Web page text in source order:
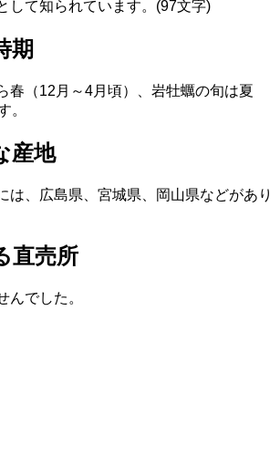
して知られています。(97文字)
期
春（12月～4月頃）、岩牡蠣の旬は夏
。
産地
は、広島県、宮城県、岡山県などがあり
直売所
んでした。